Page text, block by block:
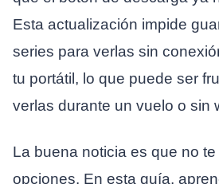
Esta actualización impide
series para verlas sin
tu portátil, lo que puede ser
verlas durante un vuelo o sin
La buena noticia es que no
opciones. En esta guía,